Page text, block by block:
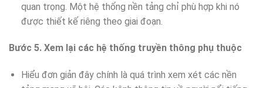
quan trọng. Một hệ thống nền tảng chỉ phù hợp khi nó
được thiết kế riêng theo giai đoạn.
Bước 5. Xem lại các hệ thống truyền thông phụ thuộc
Hiểu đơn giản đây chính là quá trình xem xét các nền